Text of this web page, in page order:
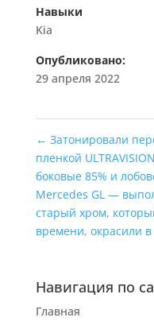
Навыки
Kia
Опубликовано:
29 апреля 2022
← Затонировали
пленкой
боковые 85% и
Mercedes GL —
старый хром,
времени, окрасили
Навигация по
Главная